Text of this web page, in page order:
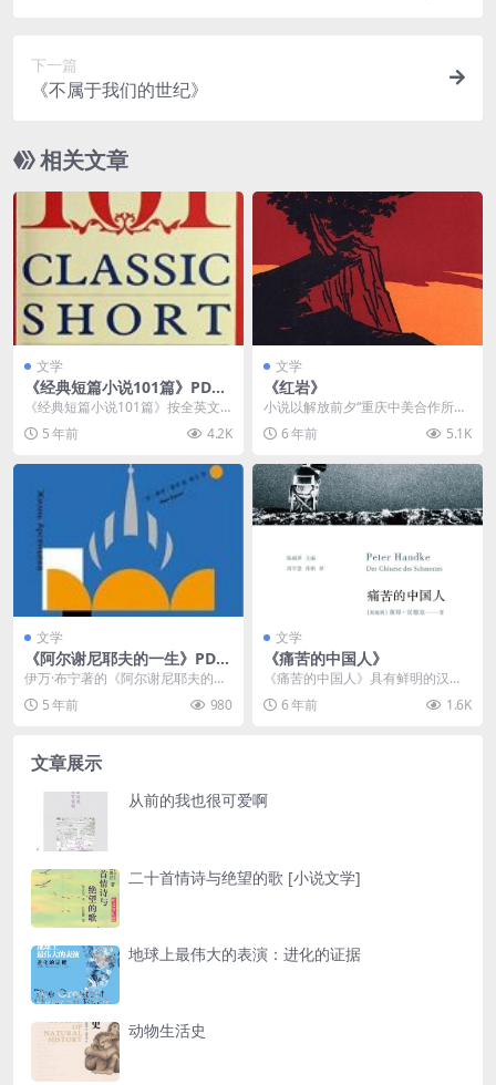
下一篇
《不属于我们的世纪》
相关文章
文学
《经典短篇小说101篇》PDF
电子书下载
《经典短篇小说101篇》按全英文
版出版，西方流行口袋本。共收集
了欧•亨利、杰克•...
5 年前 4.2K
文学
《红岩》
小说以解放前夕“重庆中美合作所集
中营”敌我斗争为主线，展开了对当
时国统区阶级斗争...
6 年前 5.1K
文学
《阿尔谢尼耶夫的一生》PDF
电子书下载
伊万·布宁著的《阿尔谢尼耶夫的一
生(精)/双头鹰经典》是作者的自传
体长篇小说，历...
5 年前 980
文学
《痛苦的中国人》
《痛苦的中国人》具有鲜明的汉德
克风格，以近乎挽歌式的深情描写
和无所畏惧的正义良知...
6 年前 1.6K
文章展示
从前的我也很可爱啊
二十首情诗与绝望的歌 [小说文学]
地球上最伟大的表演：进化的证据
动物生活史